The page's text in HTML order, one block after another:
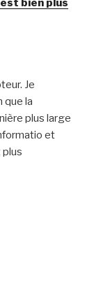
Je
que la
plus large
et
plus